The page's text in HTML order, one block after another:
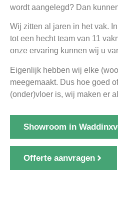
wordt aangelegd? Dan
Wij zitten al jaren in het vak.
tot een hecht team van 11
onze ervaring kunnen wij u
Eigenlijk hebben wij elke
meegemaakt. Dus hoe goed
(onder)vloer is, wij maken er
Showroom in
Offerte aanvragen